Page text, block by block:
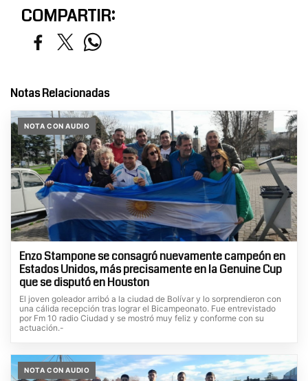
COMPARTIR:
Notas Relacionadas
NOTA CON AUDIO
Enzo Stampone se consagró nuevamente campeón en
Estados Unidos, más precisamente en la Genuine Cup
que se disputó en Houston
El joven goleador arribó a la ciudad de Bolívar y lo sorprendieron con
una cálida recepción tras lograr el Bicampeonato. Fue entrevistado
por Fm 10 radio Ciudad y se mostró muy feliz y conforme con su
actuación.-
NOTA CON AUDIO